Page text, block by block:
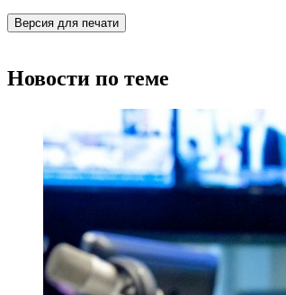
Версия для печати
Новости по теме